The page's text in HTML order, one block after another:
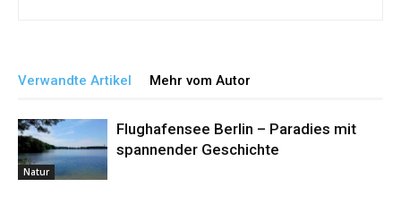
Verwandte Artikel Mehr vom Autor
Natur
Flughafensee Berlin – Paradies mit
spannender Geschichte